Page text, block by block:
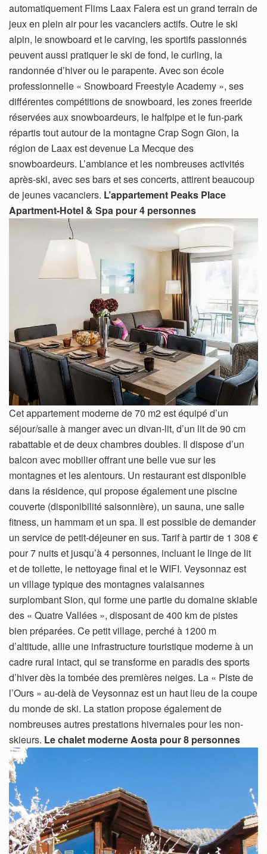
automatiquement Flims Laax Falera est un grand terrain de
jeux en plein air pour les vacanciers actifs. Outre le ski
alpin, le snowboard et le carving, les sportifs passionnés
peuvent aussi pratiquer le ski de fond, le curling, la
randonnée d’hiver ou le parapente. Avec son école
professionnelle « Snowboard Freestyle Academy », ses
différentes compétitions de snowboard, les zones freeride
réservées aux snowboardeurs, le halfpipe et le fun-park
répartis tout autour de la montagne Crap Sogn Gion, la
région de Laax est devenue La Mecque des
snowboardeurs. L’ambiance et les nombreuses activités
après-ski, avec ses bars et ses concerts, attirent beaucoup
de jeunes vacanciers. L’appartement Peaks Place
Apartment-Hotel & Spa pour 4 personnes
Cet appartement moderne de 70 m2 est équipé d’un
séjour/salle à manger avec un divan-lit, d’un lit de 90 cm
rabattable et de deux chambres doubles. Il dispose d’un
balcon avec mobilier offrant une belle vue sur les
montagnes et les alentours. Un restaurant est disponible
dans la résidence, qui propose également une piscine
couverte (disponibilité saisonnière), un sauna, une salle
fitness, un hammam et un spa. Il est possible de demander
un service de petit-déjeuner en sus. Tarif à partir de 1 308 €
pour 7 nuits et jusqu’à 4 personnes, incluant le linge de lit
et de toilette, le nettoyage final et le WIFI. Veysonnaz est
un village typique des montagnes valaisannes
surplombant Sion, qui forme une partie du domaine skiable
des « Quatre Vallées », disposant de 400 km de pistes
bien préparées. Ce petit village, perché à 1200 m
d’altitude, allie une infrastructure touristique moderne à un
cadre rural intact, qui se transforme en paradis des sports
d’hiver dès la tombée des premières neiges. La « Piste de
l’Ours » au-delà de Veysonnaz est un haut lieu de la coupe
du monde de ski. La station propose également de
nombreuses autres prestations hivernales pour les non-
skieurs. Le chalet moderne Aosta pour 8 personnes